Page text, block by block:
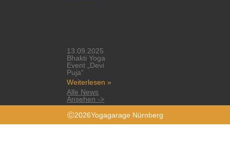
13.09.2025
Bhakti Yoga
Event „Devi
Puja“
Weiterlesen »
Alle News
Ansehen ->
Ⓒ2026Yogagarage Nürnberg